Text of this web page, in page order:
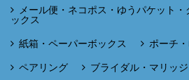
メール便・ネコポス・ゆうパケット
ックス
紙箱・ペーパーボックス ポーチ
ペアリング ブライダル・マリッ